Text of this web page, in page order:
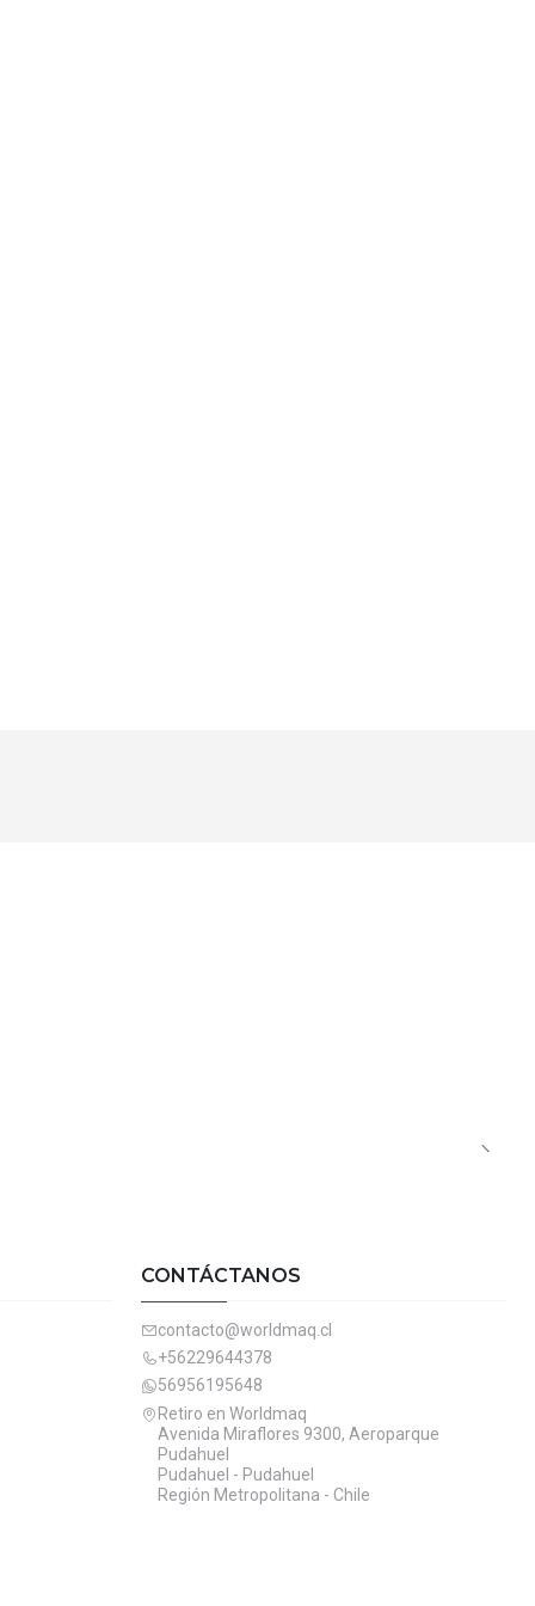
CONTÁCTANOS
contacto@worldmaq.cl
+56229644378
56956195648
Retiro en Worldmaq
Avenida Miraflores 9300, Aeroparque
Pudahuel
Pudahuel - Pudahuel
Región Metropolitana - Chile